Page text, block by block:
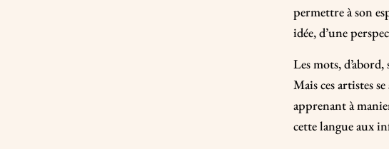
permettre à son
idée, d’une
Les mots,
Mais ces artistes
apprenant à
cette langue aux